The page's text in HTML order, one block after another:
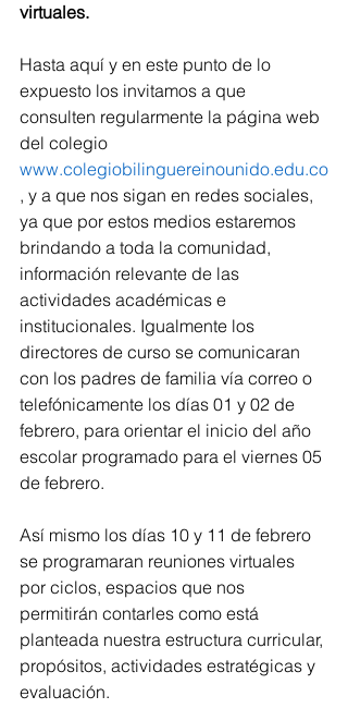
virtuales.
Hasta aquí y en este punto de lo
expuesto los invitamos a que
consulten regularmente la página web
del colegio
www.colegiobilinguereinounido.edu.co
, y a que nos sigan en redes sociales,
ya que por estos medios estaremos
brindando a toda la comunidad,
información relevante de las
actividades académicas e
institucionales. Igualmente los
directores de curso se comunicaran
con los padres de familia vía correo o
telefónicamente los días 01 y 02 de
febrero, para orientar el inicio del año
escolar programado para el viernes 05
de febrero.
Así mismo los días 10 y 11 de febrero
se programaran reuniones virtuales
por ciclos, espacios que nos
permitirán contarles como está
planteada nuestra estructura curricular,
propósitos, actividades estratégicas y
evaluación.